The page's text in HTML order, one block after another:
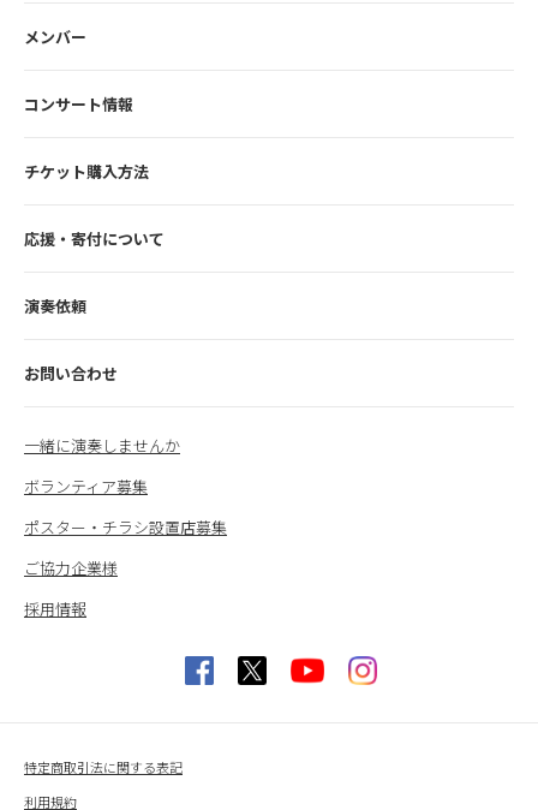
メンバー
コンサート情報
チケット購入方法
応援・寄付について
演奏依頼
お問い合わせ
一緒に演奏しませんか
ボランティア募集
ポスター・チラシ設置店募集
ご協力企業様
採用情報
特定商取引法に関する表記
利用規約